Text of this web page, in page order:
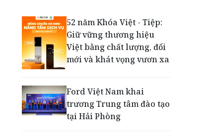
52 năm Khóa Việt - Tiệp:
Giữ vững thương hiệu
Việt bằng chất lượng, đổi
mới và khát vọng vươn xa
Ford Việt Nam khai
trương Trung tâm đào tạo
tại Hải Phòng